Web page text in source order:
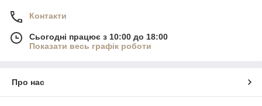
Контакти
Сьогодні працює з 10:00 до 18:00
Показати весь графік роботи
Про нас